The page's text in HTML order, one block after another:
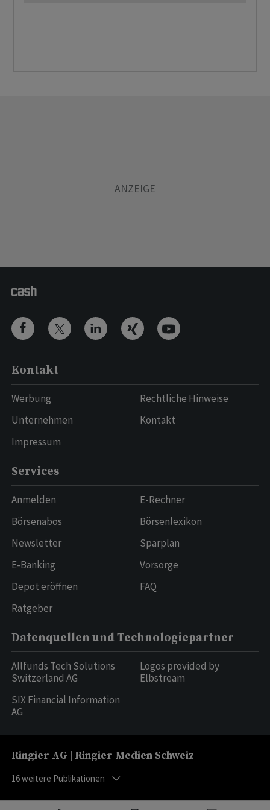
Kontakt
Werbung
Unternehmen
Impressum
Rechtliche Hinweise
Kontakt
Services
Anmelden
Börsenabos
Newsletter
E-Banking
Depot eröffnen
Ratgeber
E-Rechner
Börsenlexikon
Sparplan
Vorsorge
FAQ
Datenquellen und Technologiepartner
Allfunds Tech Solutions
Switzerland AG
SIX Financial Information
AG
Logos provided by
Elbstream
Ringier AG | Ringier Medien Schweiz
16weitere Publikationen